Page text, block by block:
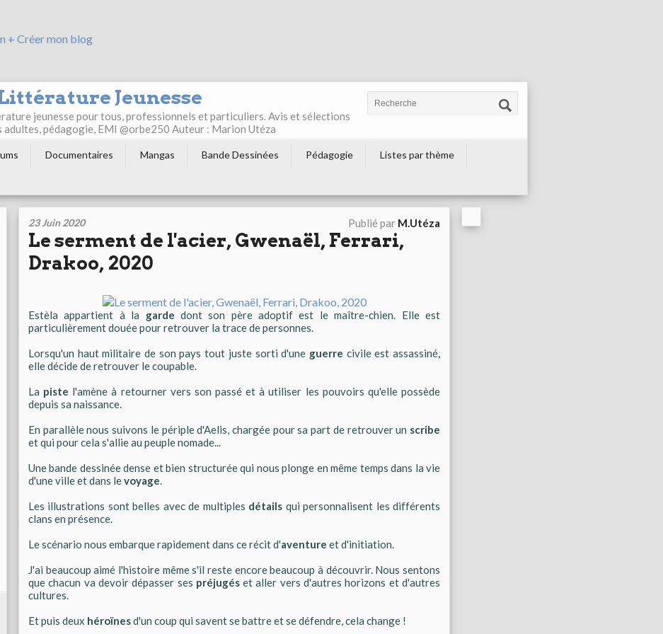
+ Créer mon blog
Jeunesse
jeunesse pour tous, professionnels et particuliers. Avis et sélections
pédagogie, EMI @orbe250 Auteur : Marion Utéza
Documentaires Mangas Bande Dessinées Pédagogie
Listes par thème
23 Juin 2020 Publié par M.Utéza
Le serment de l'acier, Gwenaël, Ferrari,
Drakoo, 2020
Estèla appartient à la garde dont son père adoptif est le maître-chien. Elle est
particulièrement douée pour retrouver la trace de personnes.
Lorsqu'un haut militaire de son pays tout juste sorti d'une guerre civile est assassiné,
elle décide de retrouver le coupable.
La piste l'amène à retourner vers son passé et à utiliser les pouvoirs qu'elle possède
depuis sa naissance.
En parallèle nous suivons le périple d'Aelis, chargée pour sa part de retrouver un scribe
et qui pour cela s'allie au peuple nomade...
Une bande dessinée dense et bien structurée qui nous plonge en même temps dans la vie
d'une ville et dans levoyage.
Les illustrations sont belles avec de multiples détails qui personnalisent les différents
clans en présence.
Le scénario nous embarque rapidement dans ce récit d'aventure et d'initiation.
J'ai beaucoup aimé l'histoire même s'il reste encore beaucoup à découvrir. Nous sentons
que chacun va devoir dépasser ses préjugéset aller vers d'autres horizons et d'autres
cultures.
Et puis deux héroïnesd'un coup qui savent se battre et se défendre, cela change !